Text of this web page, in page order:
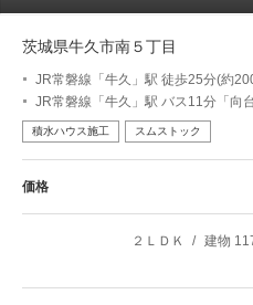
茨城県牛久市南５丁目
JR常磐線「牛久」駅 徒歩25分(約
JR常磐線「牛久」駅 バス11分「向
積水ハウス施工 スムストック
価格
２ＬＤＫ 建物